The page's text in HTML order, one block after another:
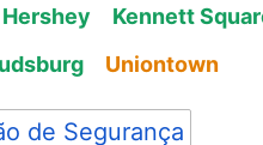
Hershey Kennett
Uniontown
de Segurança